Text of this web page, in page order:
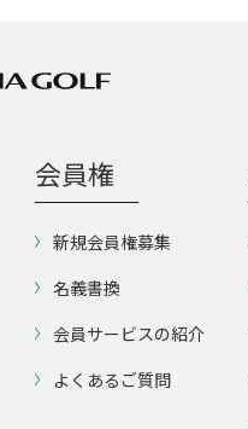
会員権
新規会員権募集
名義書換
会員サービスの紹介
よくあるご質問